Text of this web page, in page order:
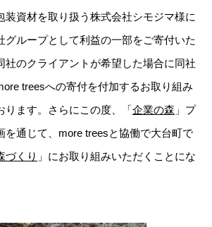
装資材を取り扱う株式会社シモジマ様に
グループとして利益の一部をご寄付いた
社のクライアントが希望した場合に同社
treesへの寄付を付加するお取り組み
ります。さらにこの度、「企業の森 」プ
を通じて、more treesと協働で大台町で
づくり 」にお取り組みいただくことにな